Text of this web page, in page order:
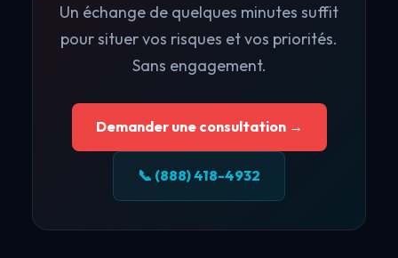
Un échange de quelques minutes suffit
pour situer vos risques et vos priorités.
Sans engagement.
Demander une consultation →
📞 (888) 418-4932